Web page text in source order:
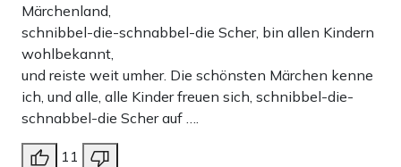
Märchenland,
schnibbel-die-schnabbel-die Scher, bin allen Kindern
wohlbekannt,
und reiste weit umher. Die schönsten Märchen kenne
ich, und alle, alle Kinder freuen sich, schnibbel-die-
schnabbel-die Scher auf ….
11